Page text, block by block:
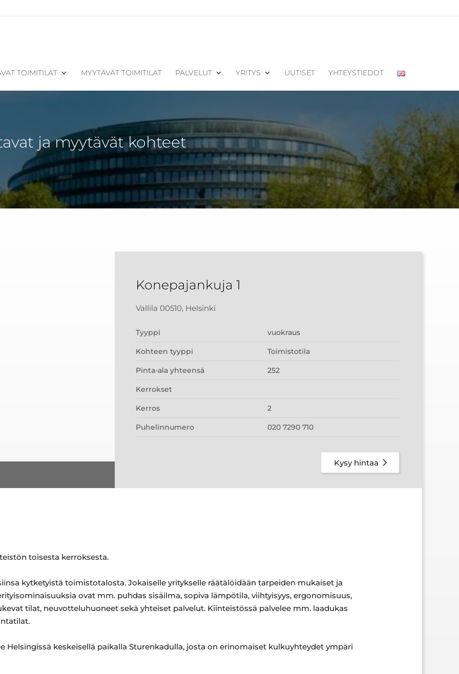
TOIMITILAT MYYTÄVÄT TOIMITILAT PALVELUT YRITYS UUTISET YHTEYSTIEDOT
ja myytävät kohteet
Konepajankuja 1
Vallila 00510, Helsinki
Tyyppi vuokraus
Kohteen tyyppi Toimistotila
Pinta-ala yhteensä 252
Kerrokset
Kerros 2
Puhelinnumero 020 7290 710
Kysy hintaa
toisesta kerroksesta.
kytketyistä toimistotalosta. Jokaiselle yritykselle räätälöidään tarpeiden mukaiset ja
ovat mm. puhdas sisäilma, sopiva lämpötila, viihtyisyys, ergonomisuus,
tilat, neuvotteluhuoneet sekä yhteiset palvelut. Kiinteistössä palvelee mm. laadukas
Helsingissä keskeisellä paikalla Sturenkadulla, josta on erinomaiset kulkuyhteydet ympäri